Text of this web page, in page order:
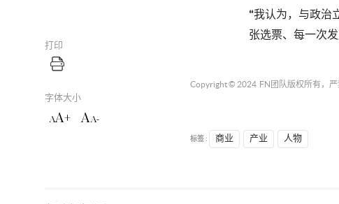
打印
字体大小
AA+ AA-
“我认为，与政治
张选票、每一次
Copyright © 2024 FN团队 版权所有，严
标签 : 商业 产业 人物